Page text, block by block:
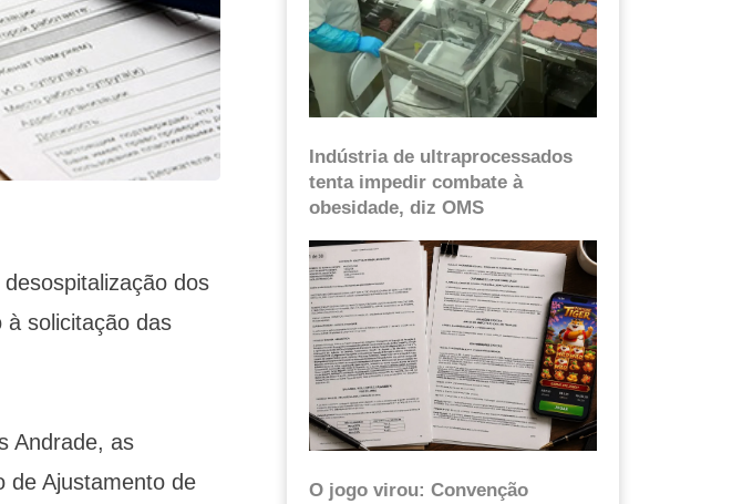
dos
à solicitação das
Andrade, as
de Ajustamento de
Indústria de ultraprocessados
tenta impedir combate à
obesidade, diz OMS
O jogo virou: Convenção